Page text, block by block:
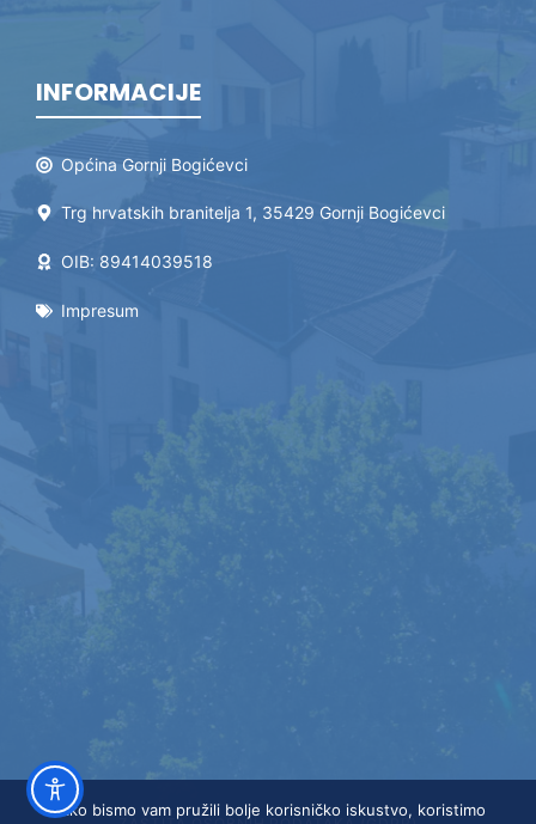
INFORMACIJE
Općina Gornji Bogićevci
Trg hrvatskih branitelja 1, 35429 Gornji Bogićevci
OIB: 89414039518
Impresum
Kako bismo vam pružili bolje korisničko iskustvo, koristimo